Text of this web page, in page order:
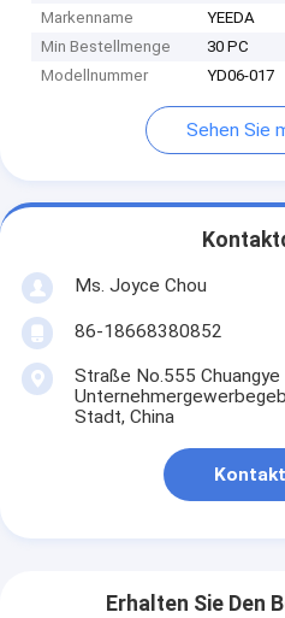
Markenname
YEEDA
Min Bestellmenge
30 PC
Modellnummer
YD06-017
Sehen Sie
Ms. Joyce Chou
86-18668380852
Straße No.555
Stadt, China
Kontakt
Erhalten Sie Den